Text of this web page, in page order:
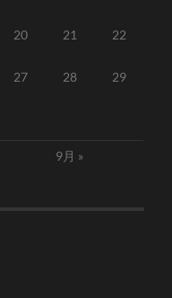
20 21 22
27 28 29
9月 »